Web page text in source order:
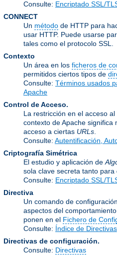
Consulte: Encriptado SSL/
CONNECT
Un método de HTTP para
usar HTTP. Puede usarse
tales como el protocolo SSL.
Contexto
Un área en los ficheros de
permitidos ciertos tipos de
Consulte: Términos usados
Apache
Control de Acceso.
La restricción en el acceso
contexto de Apache significa
acceso a ciertas URLs
Consulte: Autentificación,
Criptografía Simétrica
El estudio y aplicación de
sola clave secreta tanto para
Consulte: Encriptado SSL/
Directiva
Un comando de
aspectos del
ponen en el Fichero de
Consulte: Índice de Directivas
Directivas de configuración.
Consulte: Directivas